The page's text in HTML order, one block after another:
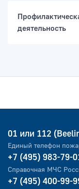
деятельность
01 или 112
Единый телефон
+7 (495) 983-79-
Справочная МЧС
+7 (495) 400-99-